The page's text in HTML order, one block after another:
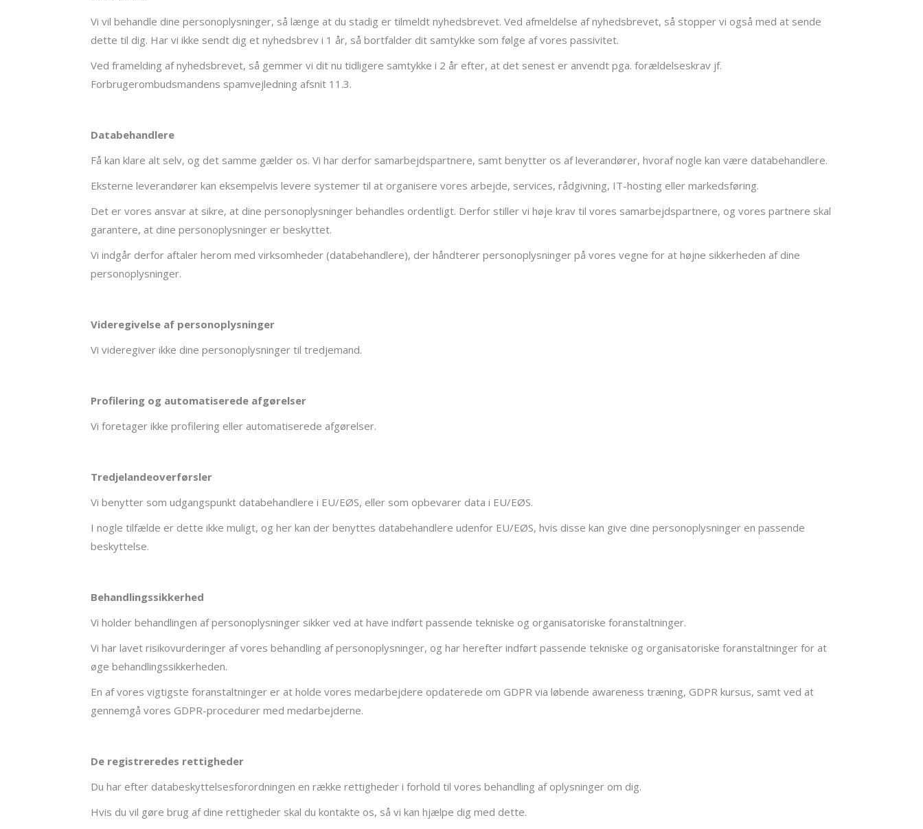
Vi vil behandle dine personoplysninger, så længe at du stadig er tilmeldt nyhedsbrevet. Ved afmeldelse af nyhedsbrevet, så stopper vi også med at sende
dette til dig. Har vi ikke sendt dig et nyhedsbrev i 1 år, så bortfalder dit samtykke som følge af vores passivitet.
Ved framelding af nyhedsbrevet, så gemmer vi dit nu tidligere samtykke i 2 år efter, at det senest er anvendt pga. forældelseskrav jf.
Forbrugerombudsmandens spamvejledning afsnit 11.3.
Databehandlere
Få kan klare alt selv, og det samme gælder os. Vi har derfor samarbejdspartnere, samt benytter os af leverandører, hvoraf nogle kan være databehandlere.
Eksterne leverandører kan eksempelvis levere systemer til at organisere vores arbejde, services, rådgivning, IT-hosting eller markedsføring.
Det er vores ansvar at sikre, at dine personoplysninger behandles ordentligt. Derfor stiller vi høje krav til vores samarbejdspartnere, og vores partnere skal
garantere, at dine personoplysninger er beskyttet.
Vi indgår derfor aftaler herom med virksomheder (databehandlere), der håndterer personoplysninger på vores vegne for at højne sikkerheden af dine
personoplysninger.
Videregivelse af personoplysninger
Vi videregiver ikke dine personoplysninger til tredjemand.
Profilering og automatiserede afgørelser
Vi foretager ikke profilering eller automatiserede afgørelser.
Tredjelandeoverførsler
Vi benytter som udgangspunkt databehandlere i EU/EØS, eller som opbevarer data i EU/EØS.
I nogle tilfælde er dette ikke muligt, og her kan der benyttes databehandlere udenfor EU/EØS, hvis disse kan give dine personoplysninger en passende
beskyttelse.
Behandlingssikkerhed
Vi holder behandlingen af personoplysninger sikker ved at have indført passende tekniske og organisatoriske foranstaltninger.
Vi har lavet risikovurderinger af vores behandling af personoplysninger, og har herefter indført passende tekniske og organisatoriske foranstaltninger for at
øge behandlingssikkerheden.
En af vores vigtigste foranstaltninger er at holde vores medarbejdere opdaterede om GDPR via løbende awareness træning, GDPR kursus, samt ved at
gennemgå vores GDPR-procedurer med medarbejderne.
De registreredes rettigheder
Du har efter databeskyttelsesforordningen en række rettigheder i forhold til vores behandling af oplysninger om dig.
Hvis du vil gøre brug af dine rettigheder skal du kontakte os, så vi kan hjælpe dig med dette.